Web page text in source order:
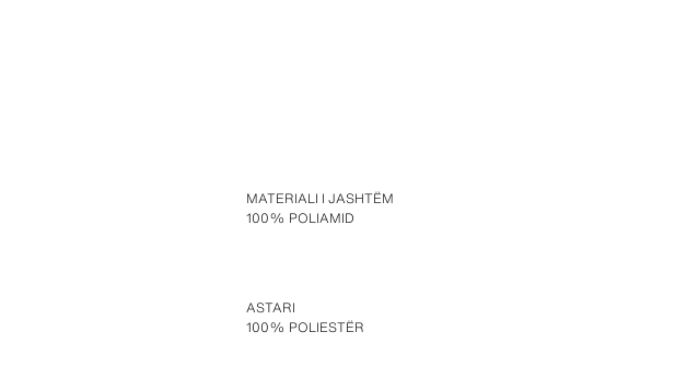
MATERIALI I JASHTËM
100% POLIAMID
ASTARI
100% POLIESTËR